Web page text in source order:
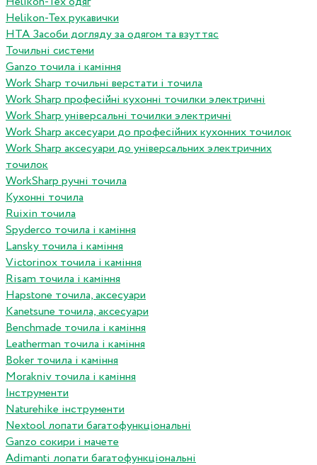
Helikon-Tex рукавички
HTA Засоби догляду за одягом та взуттяс
Точильні системи
Ganzo точила і каміння
Work Sharp точильні верстати і точила
Work Sharp професiйнi кухоннi точилки электричнi
Work Sharp унiверсальнi точилки электричнi
Work Sharp аксесуари до професiйних кухонних точилок
Work Sharp аксесуари до унiверсальних электричних
точилок
WorkSharp ручні точила
Кухонні точила
Ruixin точила
Spyderco точила і каміння
Lansky точила і каміння
Victorinox точила і каміння
Risam точила і каміння
Hapstone точила, аксесуари
Kanetsune точила, аксесуари
Benchmade точила і каміння
Leatherman точила і каміння
Boker точила і каміння
Morakniv точила і каміння
Інструменти
Naturehike інструменти
Nextool лопати багатофункціональні
Ganzo сокири і мачете
Adimanti лопати багатофункціональні